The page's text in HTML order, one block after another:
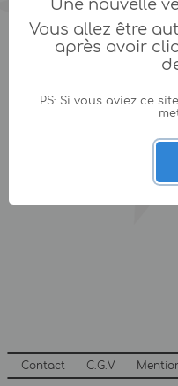
Contact C.G.V
Une nouvelle
Vous allez être
après avoir
PS: Si vous aviez ce